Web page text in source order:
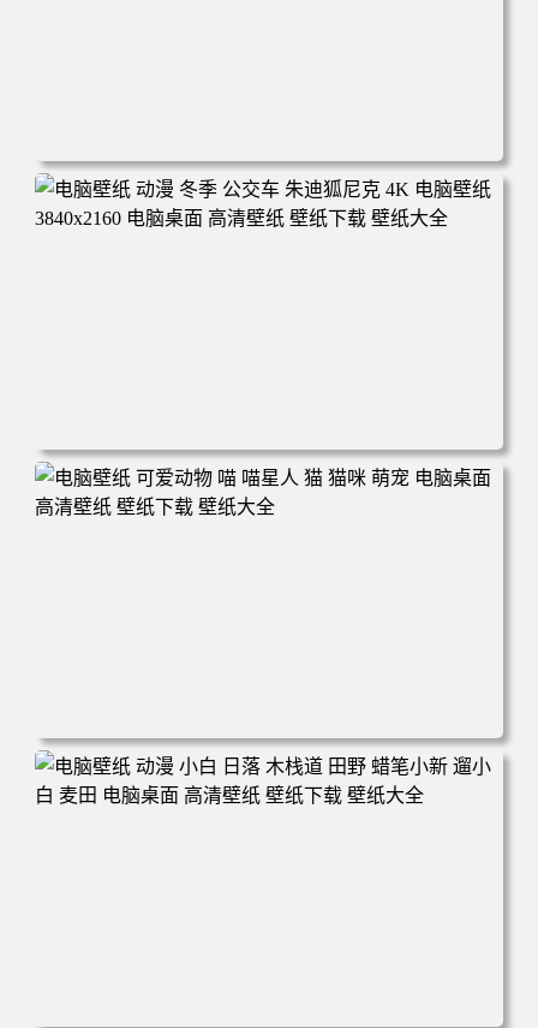
电脑壁纸 完美世界 荒天帝石昊 4K高清动漫壁纸 电脑桌面
高清壁纸 壁纸下载 壁纸大全
电脑壁纸 动漫 冬季 公交车 朱迪狐尼克 4K 电脑壁纸 3840x2
160 电脑桌面 高清壁纸 壁纸下载 壁纸大全
电脑壁纸 可爱动物 喵 喵星人 猫 猫咪 萌宠 电脑桌面 高清壁
纸 壁纸下载 壁纸大全